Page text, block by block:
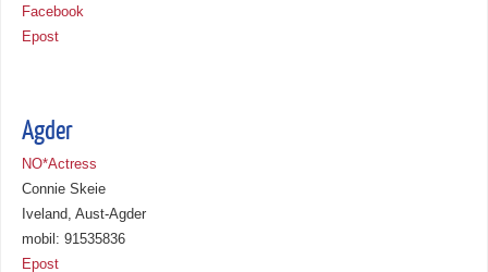
Facebook
Epost
Agder
NO*Actress
Connie Skeie
Iveland, Aust-Agder
mobil: 91535836
Epost